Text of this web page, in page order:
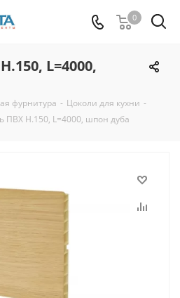
0
L=4000,
фурнитура - Цоколи для кухни -
ПВХ H.150, L=4000, шпон дуба